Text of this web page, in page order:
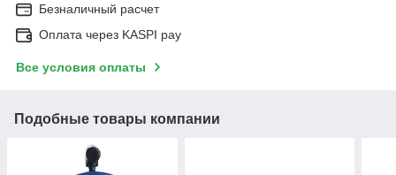
Безналичный расчет
Оплата через KASPI pay
Все условия оплаты
Подобные товары компании